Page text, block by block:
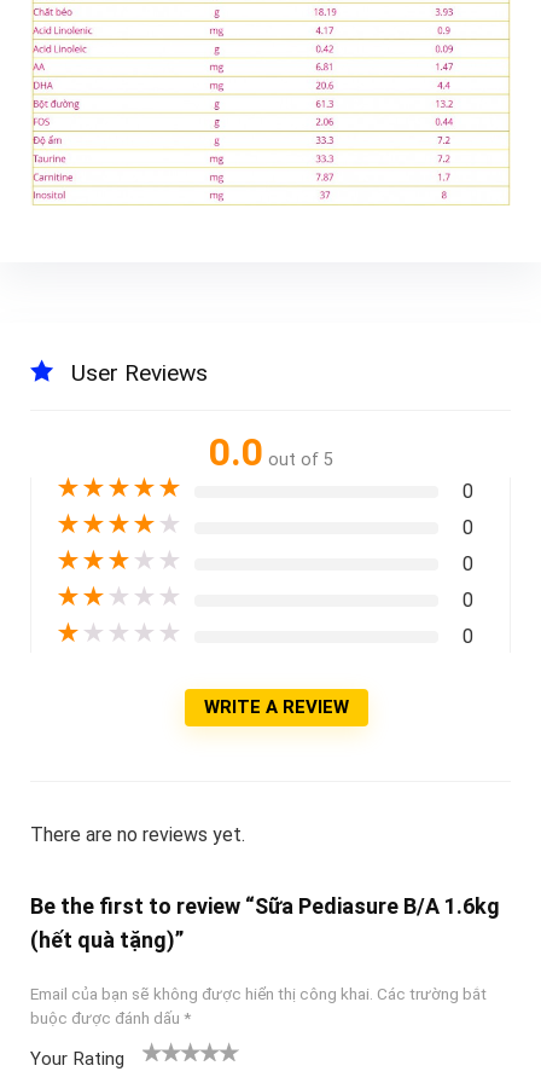
User Reviews
0.0 out of 5
★★★★★ 0
★★★★ ★ 0
★★★ ★ ★ 0
★★ ★ ★ ★ 0
★ ★ ★ ★ ★ 0
WRITE A REVIEW
There are no reviews yet.
Be the first to review “Sữa Pediasure B/A 1.6kg
(hết quà tặng)”
Email của bạn sẽ không được hiển thị công khai. Các trường bắt
buộc được đánh dấu *
Your Rating